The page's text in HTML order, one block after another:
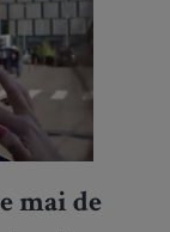
mai de